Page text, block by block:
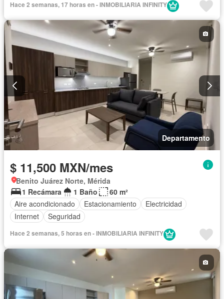
Hace 2 semanas, 17 horas en - INMOBILIARIA INFINITY
Departamento
$ 11,500 MXN/mes
Benito Juárez Norte, Mérida
1 Recámara
1 Baño
60 m²
Aire acondicionado
Estacionamiento
Electricidad
Internet
Seguridad
Hace 2 semanas, 5 horas en - INMOBILIARIA INFINITY